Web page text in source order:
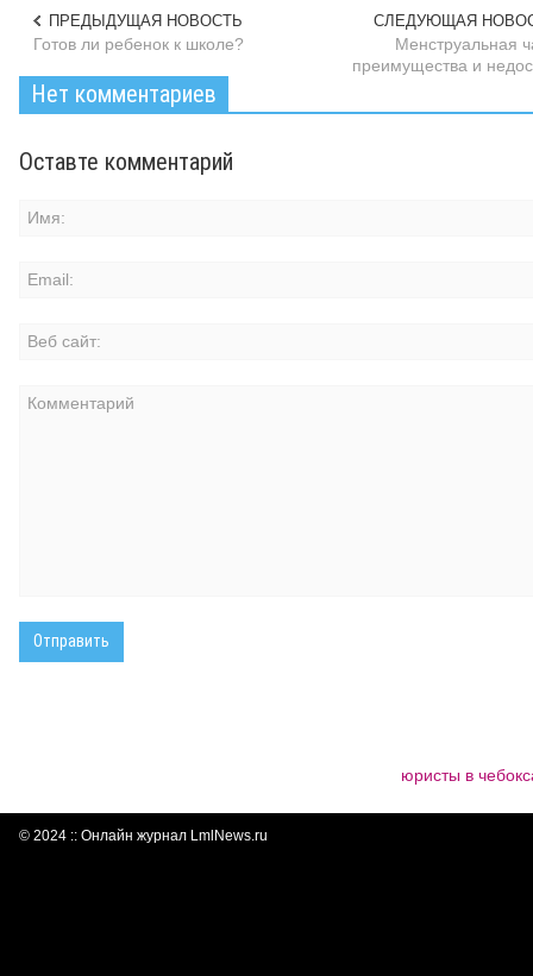
ПРЕДЫДУЩАЯ НОВОСТЬ
Готов ли ребенок к школе?
СЛЕДУЮЩАЯ
Менструальная
преимущества и
Нет комментариев
Оставте комментарий
юристы в
© 2024 :: Онлайн журнал LmlNews.ru